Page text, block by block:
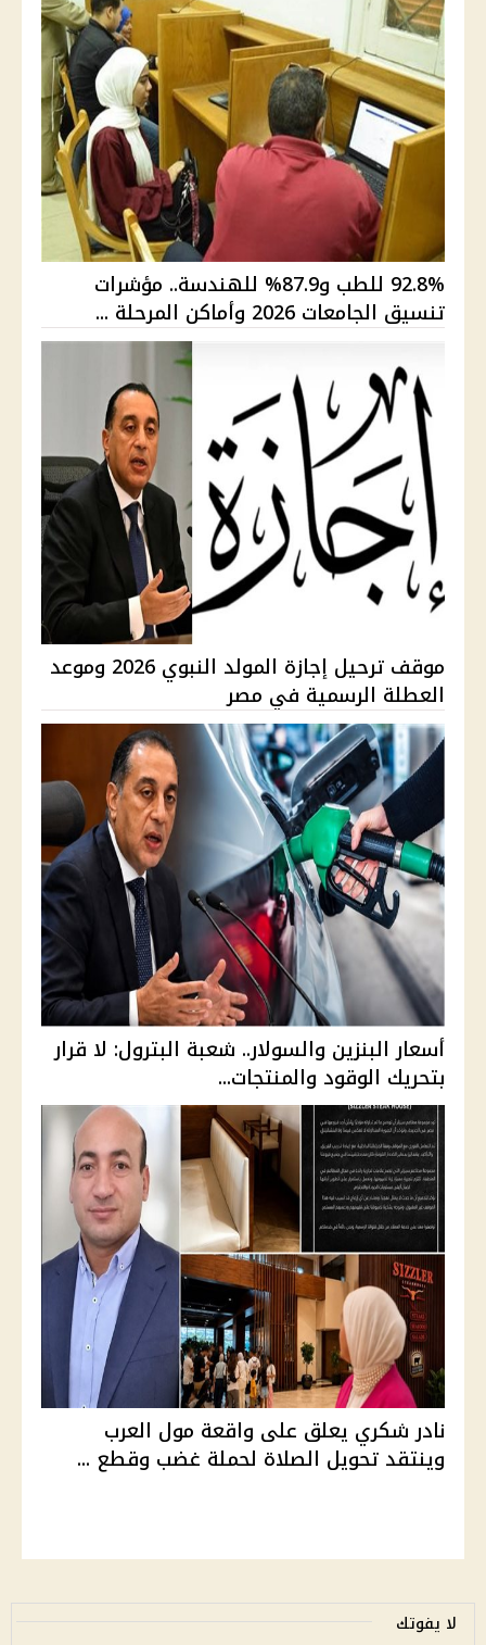
92.8% للطب و87.9% للهندسة.. مؤشرات
تنسيق الجامعات 2026 وأماكن المرحلة ...
موقف ترحيل إجازة المولد النبوي 2026 وموعد
العطلة الرسمية في مصر
أسعار البنزين والسولار.. شعبة البترول: لا قرار
بتحريك الوقود والمنتجات...
نادر شكري يعلق على واقعة مول العرب
وينتقد تحويل الصلاة لحملة غضب وقطع ...
لا يفوتك